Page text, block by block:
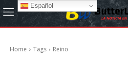
Home Tags Reino
Español